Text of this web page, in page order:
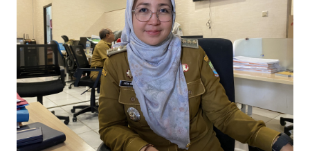
INDEKS
BERITA
KONTAK
KAMI
INFO
IKLAN